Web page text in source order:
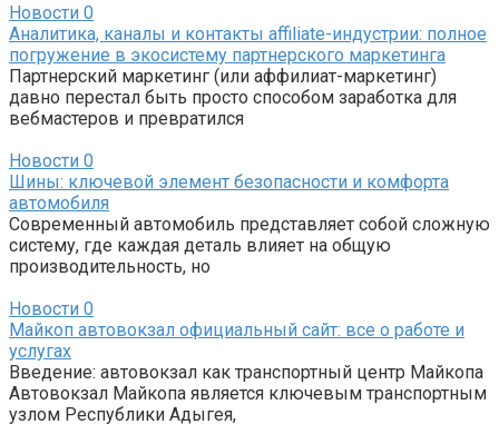
Новости 0
Аналитика, каналы и контакты affiliate-индустрии: полное
погружение в экосистему партнерского маркетинга
Партнерский маркетинг (или аффилиат-маркетинг)
давно перестал быть просто способом заработка для
вебмастеров и превратился
Новости 0
Шины: ключевой элемент безопасности и комфорта
автомобиля
Современный автомобиль представляет собой сложную
систему, где каждая деталь влияет на общую
производительность, но
Новости 0
Майкоп автовокзал официальный сайт: все о работе и
услугах
Введение: автовокзал как транспортный центр Майкопа
Автовокзал Майкопа является ключевым транспортным
узлом Республики Адыгея,